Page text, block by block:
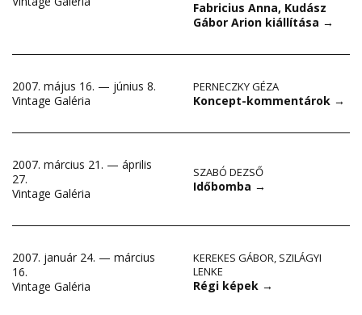
Fabricius Anna, Kudász
Gábor Arion kiállítása →
2007. május 16. — június 8.
Vintage Galéria
PERNECZKY GÉZA
Koncept-kommentárok →
2007. március 21. — április
27.
Vintage Galéria
SZABÓ DEZSŐ
Időbomba →
2007. január 24. — március
16.
Vintage Galéria
KEREKES GÁBOR, SZILÁGYI
LENKE
Régi képek →